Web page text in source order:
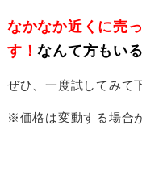
なかなか近くに売
す！なんて方もいる
ぜひ、一度試してみて
※価格は変動する場合